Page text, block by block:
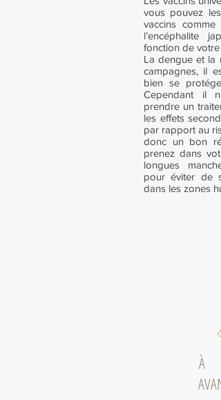
vous pouvez
vaccins comme
l’encéphalite
fonction de votre
La dengue et la
campagnes, il
bien se
Cependant il
prendre un
les effets
par rapport au
donc un bon
prenez dans
longues
pour éviter de
dans les zones